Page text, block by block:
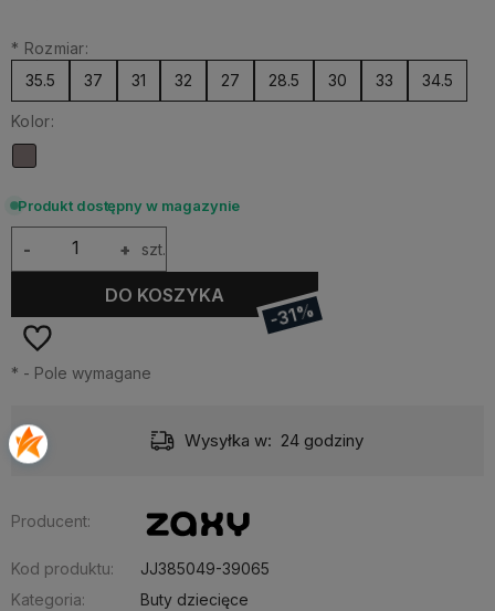
* Rozmiar:
35.5
37 31 32 27 28.5 30 33 34.5
Kolor:
Produkt dostępny w magazynie
+
- szt.
DO KOSZYKA
-31%
* - Pole wymagane
Wysyłka w: 24 godziny
Producent:
Kod produktu:
JJ385049-39065
Kategoria:
Buty dziecięce